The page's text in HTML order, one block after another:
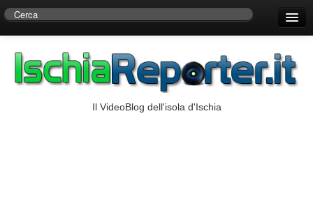
Centro di Ricerche Storiche D’Ambra
Il VideoBlog dell'isola d'Ischia